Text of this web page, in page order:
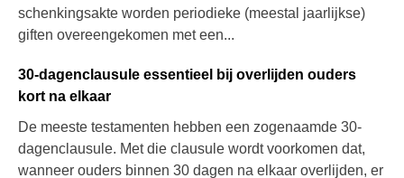
schenkingsakte worden periodieke (meestal jaarlijkse)
giften overeengekomen met een...
30-dagenclausule essentieel bij overlijden ouders
kort na elkaar
De meeste testamenten hebben een zogenaamde 30-
dagenclausule. Met die clausule wordt voorkomen dat,
wanneer ouders binnen 30 dagen na elkaar overlijden, er